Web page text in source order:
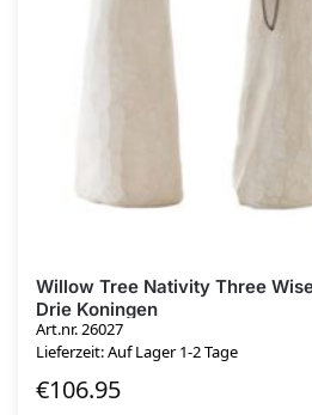
Willow Tree Nativity Three
Drie Koningen
Art.nr. 26027
Lieferzeit: Auf Lager 1-2 Tage
€106.95